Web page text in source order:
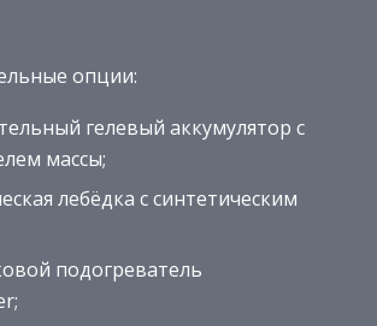
опции:
гелевый аккумулятор с
массы;
лебёдка с синтетическим
подогреватель